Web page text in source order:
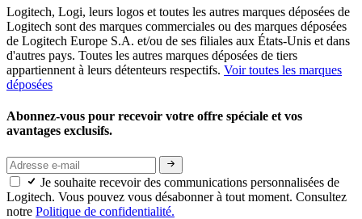
Logitech, Logi, leurs logos et toutes les autres marques déposées de
Logitech sont des marques commerciales ou des marques déposées
de Logitech Europe S.A. et/ou de ses filiales aux États-Unis et dans
d'autres pays. Toutes les autres marques déposées de tiers
appartiennent à leurs détenteurs respectifs. Voir toutes les marques
déposées
Abonnez-vous pour recevoir votre offre spéciale et vos
avantages exclusifs.
Je souhaite recevoir des communications personnalisées de
Logitech. Vous pouvez vous désabonner à tout moment. Consultez
notre Politique de confidentialité.